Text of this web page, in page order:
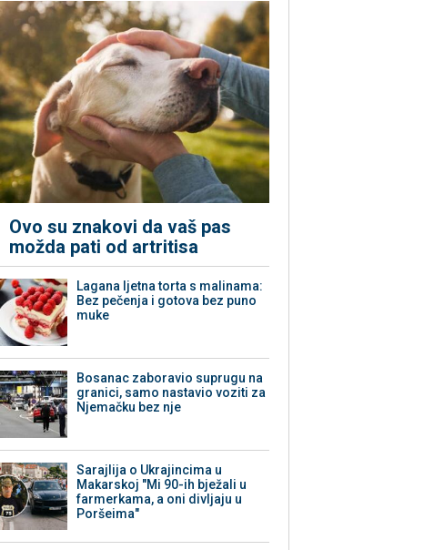
Ovo su znakovi da vaš pas
možda pati od artritisa
Lagana ljetna torta s malinama:
Bez pečenja i gotova bez puno
muke
Bosanac zaboravio suprugu na
granici, samo nastavio voziti za
Njemačku bez nje
Sarajlija o Ukrajincima u
Makarskoj "Mi 90-ih bježali u
farmerkama, a oni divljaju u
Poršeima"